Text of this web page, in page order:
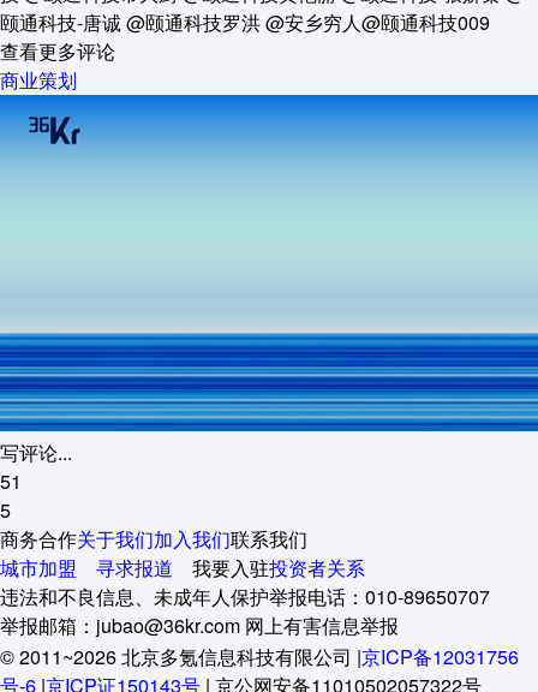
颐通科技-唐诚 @颐通科技罗洪 @安乡穷人@颐通科技009
查看更多评论
商业策划
写评论...
51
5
商务合作关于我们加入我们联系我们
城市加盟 寻求报道 我要入驻投资者关系
违法和不良信息、未成年人保护举报电话：010-89650707
举报邮箱：jubao@36kr.com 网上有害信息举报
© 2011~2026北京多氪信息科技有限公司 |京ICP备12031756
号-6 |京ICP证150143号 | 京公网安备11010502057322号